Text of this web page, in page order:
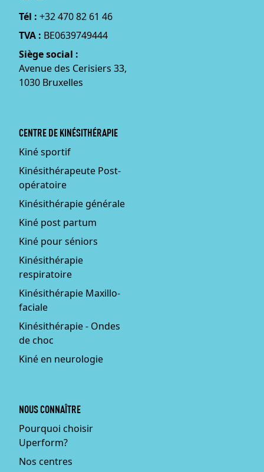
Tél : +32 470 82 61 46
TVA : BE0639749444
Siège social :
Avenue des Cerisiers 33,
1030 Bruxelles
CENTRE DE KINÉSITHÉRAPIE
Kiné sportif
Kinésithérapeute Post-
opératoire
Kinésithérapie générale
Kiné post partum
Kiné pour séniors
Kinésithérapie
respiratoire
Kinésithérapie Maxillo-
faciale
Kinésithérapie - Ondes
de choc
Kiné en neurologie
NOUS CONNAÎTRE
Pourquoi choisir
Uperform?
Nos centres